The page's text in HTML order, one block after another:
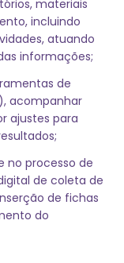
materiais
incluindo
atuando
informações;
de
acompanhar
ajustes para
no processo de
de coleta de
de fichas
do